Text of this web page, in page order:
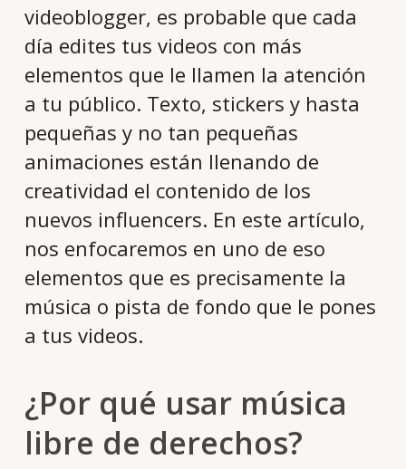
videoblogger, es probable que cada
día edites tus videos con más
elementos que le llamen la atención
a tu público. Texto, stickers y hasta
pequeñas y no tan pequeñas
animaciones están llenando de
creatividad el contenido de los
nuevos influencers. En este artículo,
nos enfocaremos en uno de eso
elementos que es precisamente la
música o pista de fondo que le pones
a tus videos.
¿Por qué usar música
libre de derechos?